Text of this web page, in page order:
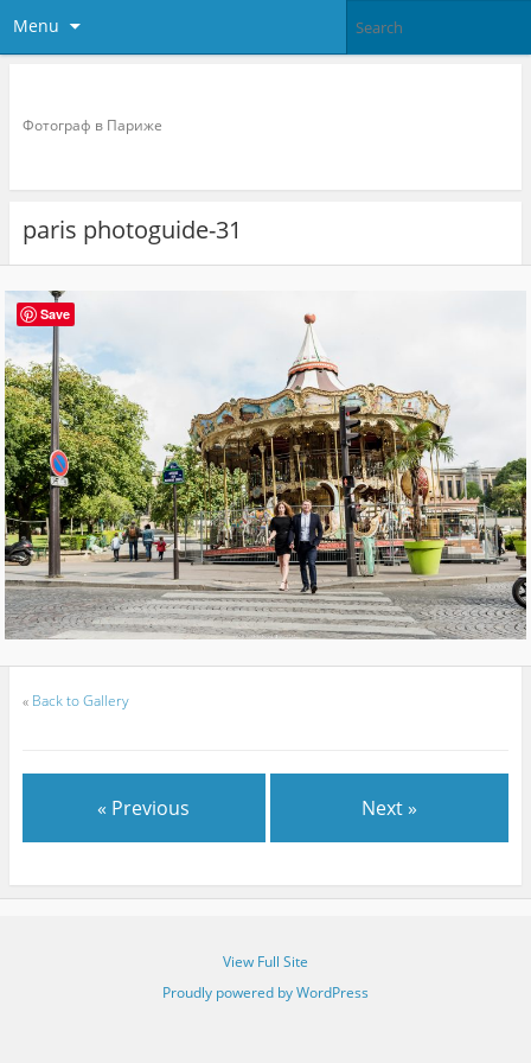
Menu
Фотограф в Париже
paris photoguide-31
« Back to Gallery
« Previous Next »
View Full Site
Proudly powered by WordPress
Save